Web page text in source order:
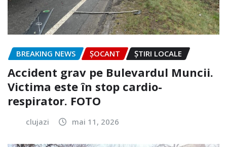
BREAKING NEWS ȘOCANT ȘTIRI LOCALE
Accident grav pe Bulevardul Muncii.
Victima este în stop cardio-
respirator. FOTO
clujazi mai 11, 2026